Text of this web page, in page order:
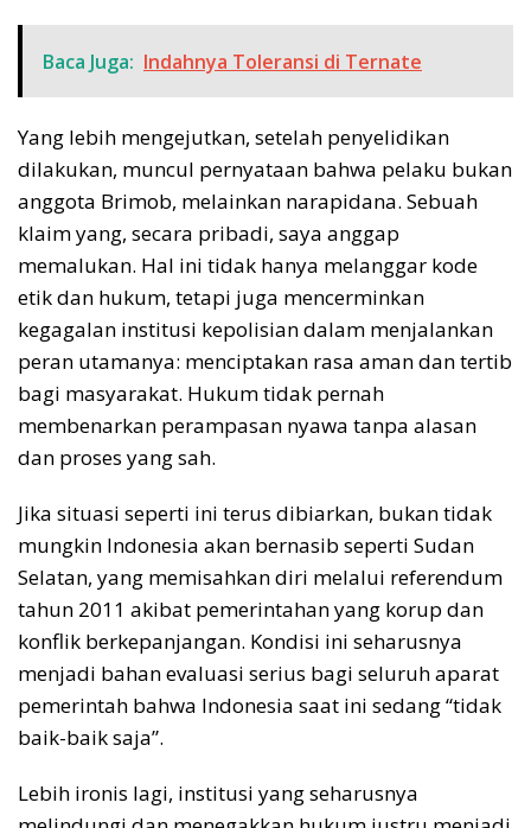
Baca Juga: Indahnya Toleransi di Ternate
Yang lebih mengejutkan, setelah penyelidikan
dilakukan, muncul pernyataan bahwa pelaku bukan
anggota Brimob, melainkan narapidana. Sebuah
klaim yang, secara pribadi, saya anggap
memalukan. Hal ini tidak hanya melanggar kode
etik dan hukum, tetapi juga mencerminkan
kegagalan institusi kepolisian dalam menjalankan
peran utamanya: menciptakan rasa aman dan tertib
bagi masyarakat. Hukum tidak pernah
membenarkan perampasan nyawa tanpa alasan
dan proses yang sah.
Jika situasi seperti ini terus dibiarkan, bukan tidak
mungkin Indonesia akan bernasib seperti Sudan
Selatan, yang memisahkan diri melalui referendum
tahun 2011 akibat pemerintahan yang korup dan
konflik berkepanjangan. Kondisi ini seharusnya
menjadi bahan evaluasi serius bagi seluruh aparat
pemerintah bahwa Indonesia saat ini sedang “tidak
baik-baik saja”.
Lebih ironis lagi, institusi yang seharusnya